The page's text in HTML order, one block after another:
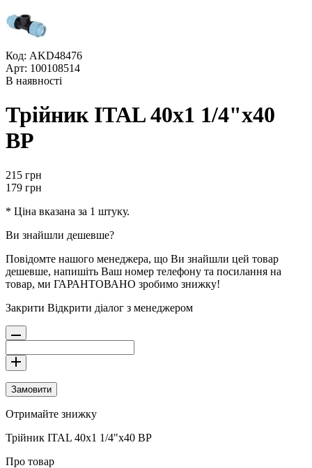
Код: AKD48476
Арт: 100108514
В наявності
Трійник ITAL 40х1 1/4"х40
ВР
215 грн
179 грн
* Ціна вказана за 1 штуку.
Ви знайшли дешевше?
Повідомте нашого менеджера, що Ви знайшли цей товар
дешевше, напишіть Ваш номер телефону та посилання на
товар, ми ГАРАНТОВАНО зробимо знижку!
Закрити Відкрити діалог з менеджером
Замовити
Отримайте знижку
Трійник ITAL 40х1 1/4"х40 ВР
Про товар